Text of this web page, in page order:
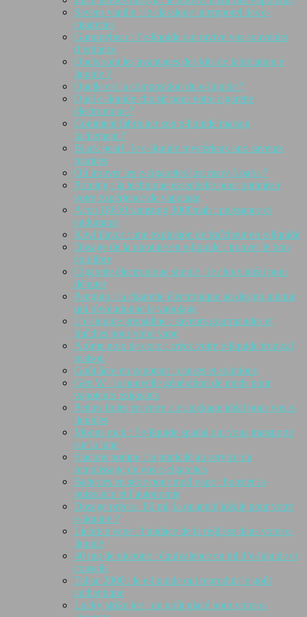
Saveur vanille : le classique intemporel des e-
cigarettes
Gummybear : l’e-liquide qui ravive vos souvenirs
d’enfance
Quels sont les avantages des kits de fabrication e
liquide ?
Quelle est la composition du e-liquide ?
Quel e-liquide choisir pour votre cigarette
électronique ?
Comment fabriquer son e-liquide maison
facilement ?
Black pearl : le e-liquide mystérieux aux saveurs
marines
Où trouver les e-cigarettes lost mary à paris ?
Priming : la technique essentielle pour optimiser
votre expérience de vapotage
Accu 18650 samsung 3000mah : puissance et
endurance
Kiwi flavor : une explosion de fraîcheur en e-liquide
Dosage de la nicotine en e-liquide : trouver le bon
équilibre
Cigarette électronique simple : le choix idéal pour
débuter
Penguin : la cigarette électronique au design unique
qui révolutionne le vapotage
L’e-liquide grenadine : saveurs gourmandes et
fraîches pour votre vape
Arôme noix de coco : créez votre e-liquide tropical
maison
Goût âcre en vapotant : causes et solutions
Gen W : la nouvelle génération de mods pour
vapoteurs exigeants
Petites fioles en verre : le stockage idéal pour vos e-
liquides
Moons rock : l’e-liquide spatial qui vous transporte
sur la lune
Flacons pompe : la praticité au service du
remplissage de vos e-cigarettes
Batteries en série pour mod vape : booster la
puissance et l’autonomie
Dosage précis : 80 ml, la quantité idéale pour votre
e-liquide ?
Licorice vape : l’audace de la réglisse dans votre e-
liquide
40 mg de nicotine : équivalence en ml d’e-liquide et
conseils
Tabac 2000 : le e-liquide qui reproduit le goût
authentique
Lucky strike ice : un goût glacé pour votre e-